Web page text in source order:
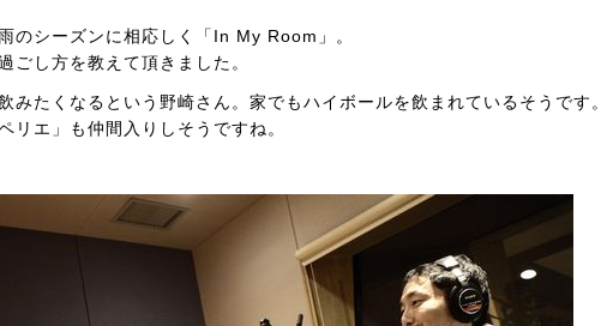
のシーズンに相応しく「In My Room」。
ごし方を教えて頂きました。
みたくなるという野崎さん。家でもハイボールを飲まれているそうです。
リエ」も仲間入りしそうですね。